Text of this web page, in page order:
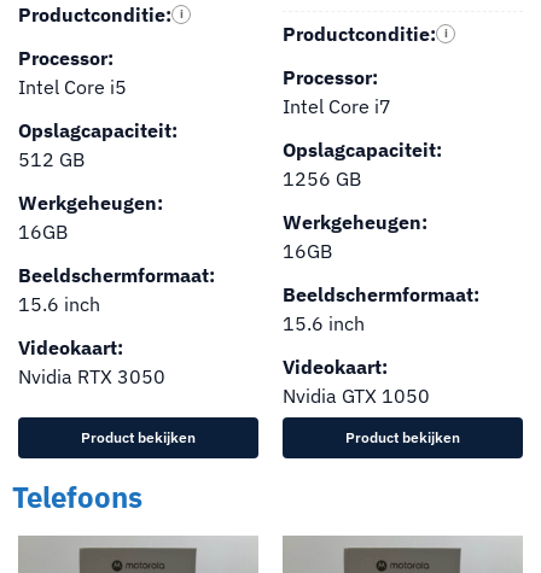
Productconditie: i
Processor:
Intel Core i5
Opslagcapaciteit:
512 GB
Werkgeheugen:
16GB
Beeldschermformaat:
15.6 inch
Videokaart:
Nvidia RTX 3050
Product bekijken
Productconditie: i
Processor:
Intel Core i7
Opslagcapaciteit:
1256 GB
Werkgeheugen:
16GB
Beeldschermformaat:
15.6 inch
Videokaart:
Nvidia GTX 1050
Product bekijken
Telefoons